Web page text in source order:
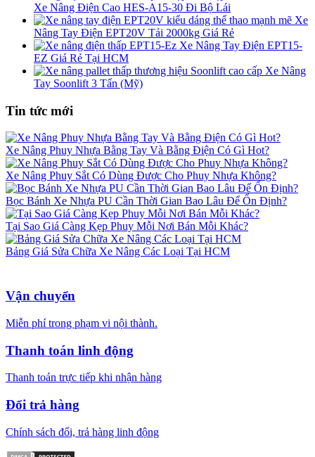
Xe Nâng Điện Cao HES-A15-30 Đi Bộ Lái
Xe
Nâng Tay Điện EPT20V Tải 2000kg Giá Rẻ
Xe Nâng Tay Điện EPT15-
EZ Giá Rẻ Tại HCM
Xe Nâng
Tay Soonlift 3 Tấn (Mỹ)
Tin tức mới
Xe Nâng Phuy Nhựa Bằng Tay Và Bằng Điện Có Gì Hot?
Xe Nâng Phuy Sắt Có Dùng Được Cho Phuy Nhựa Không?
Bọc Bánh Xe Nhựa PU Cần Thời Gian Bao Lâu Để Ổn Định?
Tại Sao Giá Càng Kẹp Phuy Mỗi Nơi Bán Mỗi Khác?
Bảng Giá Sửa Chữa Xe Nâng Các Loại Tại HCM
Vận chuyển
Miễn phí trong phạm vi nội thành.
Thanh toán linh động
Thanh toán trực tiếp khi nhận hàng
Đổi trả hàng
Chính sách đổi, trả hàng linh động